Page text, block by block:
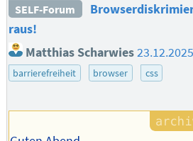
SELF-Forum
raus!
Matthias Scharwies
barrierefreiheit browser css